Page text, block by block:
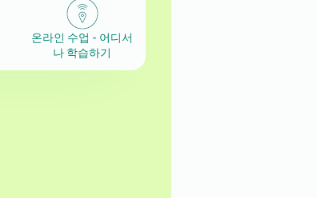
온라인 수업 - 어디서
나 학습하기